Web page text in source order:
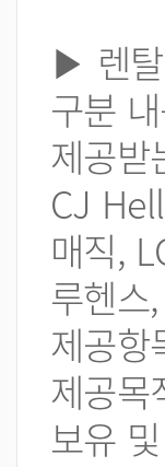
▶ 렌
구분
제공받
CJ
매직,
루헨스
제공항
제공목
보유